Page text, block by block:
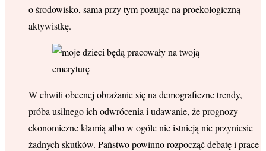
o środowisko, sama przy tym pozując na proekologiczną
aktywistkę.
W chwili obecnej obrażanie się na demograficzne trendy,
próba usilnego ich odwrócenia i udawanie, że prognozy
ekonomiczne kłamią albo w ogóle nie istnieją nie przyniesie
żadnych skutków. Państwo powinno rozpocząć debatę i prace